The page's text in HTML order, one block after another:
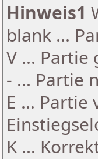
Hinweis1
blank ...
V ...
- ... Partie
E ...
K ...